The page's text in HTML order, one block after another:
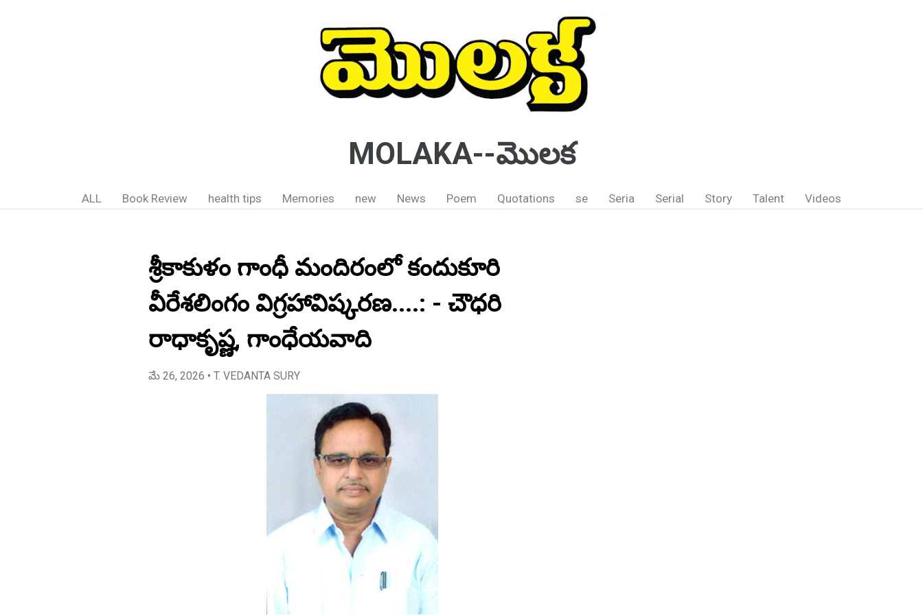
MOLAKA--మొలక
ALL Book Review health tips Memories new News Poem Quotations se Seria Serial Story Talent Videos
శ్రీకాకుళం గాంధీ మందిరంలో కందుకూరి
వీరేశలింగం విగ్రహావిష్కరణ....: - చౌధరి
రాధాకృష్ణ, గాంధేయవాది
మే 26, 2026 • T. VEDANTA SURY